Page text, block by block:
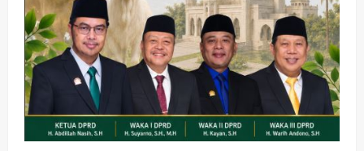
2
Kesehatan Pembangunan
Pemerintahan
PANAS! Kalah Tender Proyek RSUD
Sibar Rp 9,9 M, Beranikah CV Tiga
Anugerah Utama Pertaruhkan
Jaminan Rp 100 Juta?